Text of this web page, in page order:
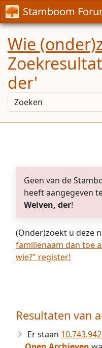
Stamboom
Wie
der'
Geen van de
heeft aangegeven
Welven, der!
(Onder)zoekt u deze
familienaam dan toe
wie?" register!
Resultaten van
Er staan